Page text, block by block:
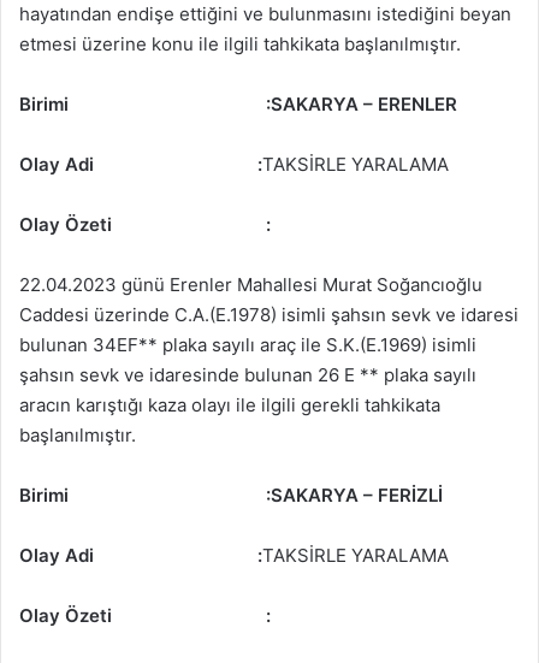
hayatından endişe ettiğini ve bulunmasını istediğini beyan
etmesi üzerine konu ile ilgili tahkikata başlanılmıştır.
Birimi :SAKARYA – ERENLER
Olay Adi :TAKSİRLE YARALAMA
Olay Özeti :
22.04.2023 günü Erenler Mahallesi Murat Soğancıoğlu
Caddesi üzerinde C.A.(E.1978) isimli şahsın sevk ve idaresi
bulunan 34EF** plaka sayılı araç ile S.K.(E.1969) isimli
şahsın sevk ve idaresinde bulunan 26 E ** plaka sayılı
aracın karıştığı kaza olayı ile ilgili gerekli tahkikata
başlanılmıştır.
Birimi :SAKARYA – FERİZLİ
Olay Adi :TAKSİRLE YARALAMA
Olay Özeti :